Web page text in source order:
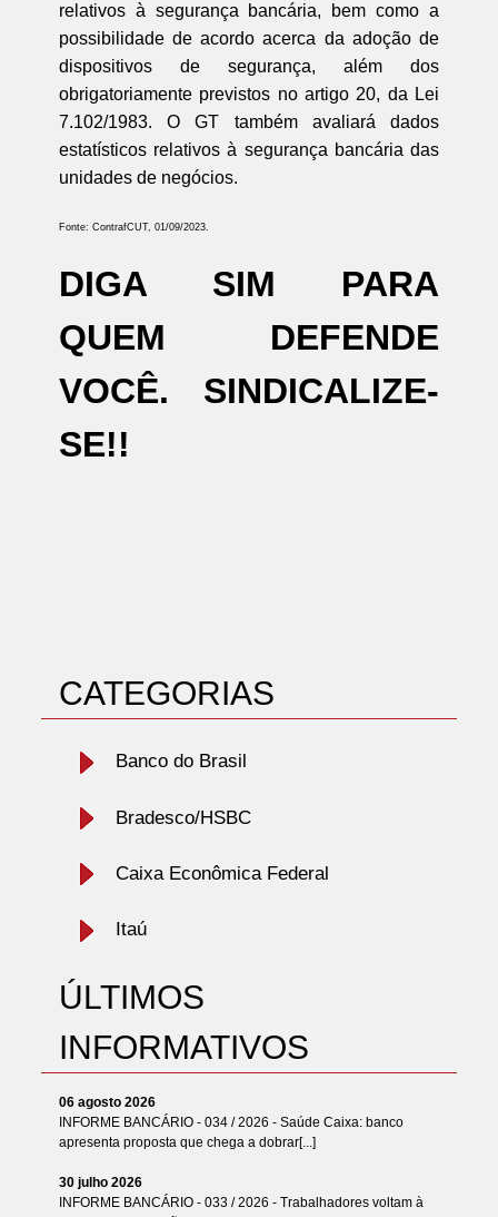
relativos à segurança bancária, bem como a
possibilidade de acordo acerca da adoção de
dispositivos de segurança, além dos
obrigatoriamente previstos no artigo 20, da Lei
7.102/1983. O GT também avaliará dados
estatísticos relativos à segurança bancária das
unidades de negócios.
Fonte: ContrafCUT, 01/09/2023.
DIGA SIM PARA
QUEM DEFENDE
VOCÊ. SINDICALIZE-
SE!!
CATEGORIAS
Banco do Brasil
Bradesco/HSBC
Caixa Econômica Federal
Itaú
ÚLTIMOS
INFORMATIVOS
06 agosto 2026
INFORME BANCÁRIO - 034 / 2026 - Saúde Caixa: banco
apresenta proposta que chega a dobrar[...]
30 julho 2026
INFORME BANCÁRIO - 033 / 2026 - Trabalhadores voltam à